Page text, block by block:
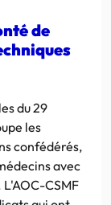
de
du 29
les
confédérés,
avec
CSMF